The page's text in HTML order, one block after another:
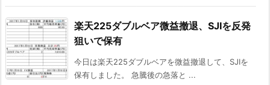
楽天225ダブルベア微益撤退、SJIを反発
狙いで保有
今日は楽天225ダブルベアを微益撤退して、SJIを
保有しました。 急騰後の急落と ...